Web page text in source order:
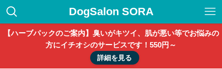
DogSalon SORA
【ハーブパックのご案内】臭いがキツイ、肌が悪い等でお悩みの
方にイチオシのサービスです！550円～
詳細を見る